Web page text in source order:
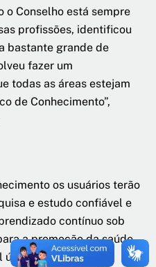
o Conselho está sempre
profissões, identificou
bastante grande de
fazer um
todas as áreas estejam
de Conhecimento”,
os usuários terão
e estudo confiável e
contínuo sob
a promoção da saúde
onde se pode